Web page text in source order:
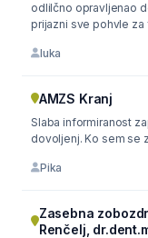
odlilčno opravljenao
prijazni sve pohvle za
luka
AMZS Kranj
Slaba informiranost
dovoljenj. Ko sem se
Pika
Zasebna
Renčelj,